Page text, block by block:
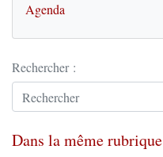
Agenda
Rechercher :
Dans la même rubrique